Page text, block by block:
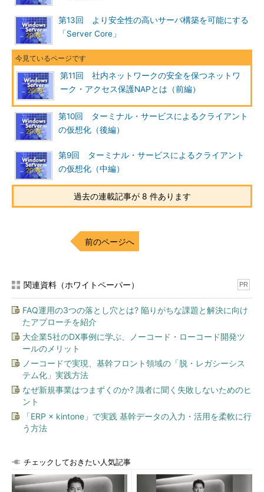
IPルーティング・テーブル
これはDHCPでNAP強制されているクライアン
ト・コンピュータ上でルーティング・テーブルを
表示させたところ（route printもしくはnetstat -r
コマンドで表示される）。デフォルト・ゲートウ
ェイのエントリ（「ネットワーク宛先」が「0.0.0.
0」のエントリ）がなく、修復サーバ向けのエント
リなどを指すために、１台ずつ個別にルーティン
グが設定されていることが分かる。
（1）
（2）修復サーバへのルート
（3）別のネットワークにある修復サーバへの
ルート
（4）（3） にアクセスするためのゲートウェイ
追加投資が最小限で済む。
現在のIPアドレスの管理方法を大きく変えることなく導入
クライアントとサーバが1台ずつで始められるため、検証環
[短所]
クライアントに固定IPアドレスを設定することにより、
NAPが迂回（うかい）できる。
であり、現状のネットワーク構成を変更しなければならな
ユーザー認証や暗号化の仕組みを持っていない。
VPNによるNAP強制では、クライアントが外部ネットワーク
からVPN接続する際に正常性を確認し、ポリシーを満たしている
第13回 より安全性の高いサーバ構築を可能にする
「Server Core」
第11回 社内ネットワークの安全を保つネットワ
ーク・アクセス保護NAPとは（前編）
第10回 ターミナル・サービスによるクライアント
の仮想化（後編）
第9回 ターミナル・サービスによるクライアント
の仮想化（中編）
過去の連載記事が 8 件あります
前のページへ
関連資料（ホワイトペーパー） PR
FAQ運用の3つの落とし穴とは? 陥りがちな課題と解決に向け
たアプローチを紹介
大企業5社のDX事例に学ぶ、ノーコード・ローコード開発ツ
ールのメリット
ノーコードで実現、基幹フロント領域の「脱・レガシーシス
テム化」実践方法
なぜ新規事業はつまずくのか? 識者に聞く失敗しないためのヒ
ント
「ERP × kintone」で実践 基幹データの入力・活用を柔軟に行
う方法
チェックしておきたい人気記事